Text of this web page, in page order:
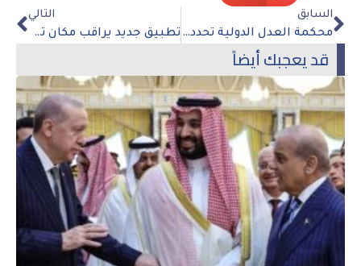
السابق
محكمة العدل الدولية تحدد موعدًا للبيانات بشأن الفتوى بشأن الاحتلال الإسرائيلي لفلسطين
التالي
تطبيق جديد يراقب مكان تواجد أطفالك في الوقت الفعلي عبر ساعة آبل!
قد يعجبك أيضاً